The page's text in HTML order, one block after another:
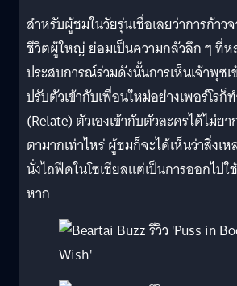
สำหรับผู้ชมในวัยรุ่นเชื่อเลยว่าการก้าว
ชีวิตผู้ใหญ่ ย่อมเป็นความกลัวลึก ๆ ที่
ประสบการณ์ร่วมดังนั้นการเห็นเจ้าพุซ
ปรับตัวเข้ากับเพื่อนใหม่อย่างเพอร์โรก็
(Relate) ตัวเองเข้ากับตัวละครได้ไม่
ตามากเท่าไหร่ ผู้ชมก็จะได้เห็นว่าสิ่งเ
นั่งไถฟีดในโซเชียลแต่เป็นการออกไป
หาก